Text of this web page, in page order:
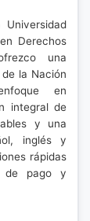
Derechos
una
la Nación
en
integral de
y una
inglés y
rápidas
de pago y